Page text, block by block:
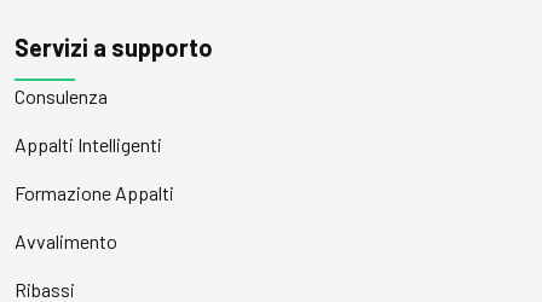
Servizi a supporto
Consulenza
Appalti Intelligenti
Formazione Appalti
Avvalimento
Ribassi